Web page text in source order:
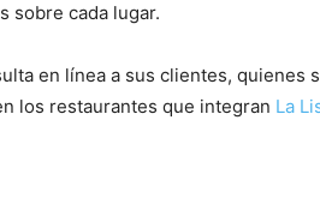
sobre cada lugar.
en línea a sus clientes, quienes
los restaurantes que integran La